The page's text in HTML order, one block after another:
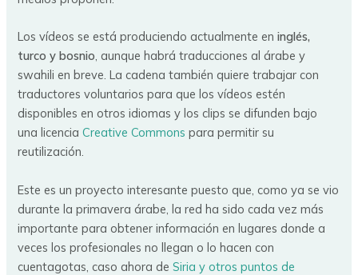
Los vídeos se está produciendo actualmente eninglés,
turco y bosnio, aunque habrá traducciones al árabe y
swahili en breve. La cadena también quiere trabajar con
traductores voluntarios para que los vídeos estén
disponibles en otros idiomas y los clips se difunden bajo
una licenciaCreative Commons para permitir su
reutilización.
Este es un proyecto interesante puesto que, como ya se vio
durante la primavera árabe, la red ha sido cada vez más
importante para obtener información en lugares donde a
veces los profesionales no llegan o lo hacen con
cuentagotas, caso ahora deSiria y otros puntos de